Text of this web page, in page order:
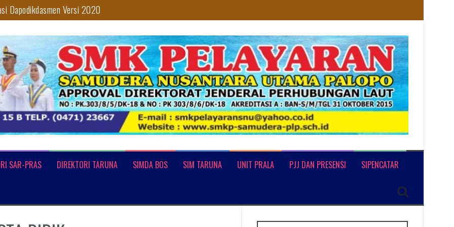
Dapodikdasmen Versi 2020
TARUNA MEMBUAT INOVASI DI BIDANG TRANSPORTASI
2019/2020
Palopo
SAR-PRAS DIREKTORI TARUNA SIMDA BOS SIM TARUNA UNIT PRALA PJJ DAN PRESENSI SIPENCATAR